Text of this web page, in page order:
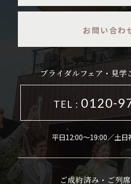
お問い合わ
ブライダルフェア・見学
TEL : 0120-
平日12:00～19:00／土日
ご成約済み・ご列